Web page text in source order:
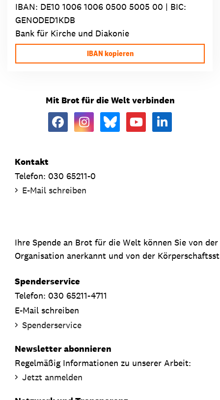
IBAN: DE10 1006 1006 0500 5005 00 | BIC:
GENODED1KDB
Bank für Kirche und Diakonie
IBAN kopieren
Mit Brot für die Welt verbinden
Kontakt
Telefon: 030 65211-0
E-Mail schreiben
Ihre Spende an Brot für die Welt können Sie von
Organisation anerkannt und von der
Spenderservice
Telefon: 030 65211-4711
E-Mail schreiben
Spenderservice
Newsletter abonnieren
Regelmäßig Informationen zu unserer Arbeit:
Jetzt anmelden